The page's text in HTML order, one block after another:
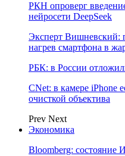
РКН опроверг
нейросети DeepSeek
Эксперт Вишневский:
нагрев смартфона в
РБК: в России
CNet: в камере iPhone
очисткой объектива
Prev Next
Экономика
Bloomberg: состояние